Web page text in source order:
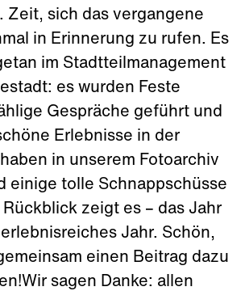
Zeit, sich das vergangene
in Erinnerung zu rufen. Es
im Stadtteilmanagement
es wurden Feste
Gespräche geführt und
Erlebnisse in der
in unserem Fotoarchiv
einige tolle Schnappschüsse
zeigt es – das Jahr
Jahr. Schön,
einen Beitrag dazu
sagen Danke: allen